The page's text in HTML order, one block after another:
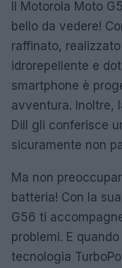
Il Motorola Moto
bello da vedere!
raffinato,
idrorepellente e
smartphone è
avventura. Inoltre,
Dill gli conferisce
sicuramente non
Ma non
batteria! Con la
G56 ti
problemi. E
tecnologia